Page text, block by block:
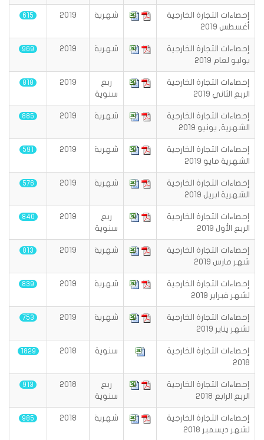
إحصاءات التجارة الخارجية
أغسطس 2019
شهرية 2019
615
إحصاءات التجارة الخارجية
يوليو لعام 2019
شهرية 2019
969
إحصاءات التجارة الخارجية
الربع الثاني 2019
ربع
سنوية
2019
818
إحصاءات التجارة الخارجية
الشهرية, يونيو 2019
شهرية 2019
885
إحصاءات التجارة الخارجية
الشهرية مايو 2019
شهرية 2019
591
إحصاءات التجارة الخارجية
الشهرية ابريل 2019
شهرية 2019
576
إحصاءات التجارة الخارجية
الربع الأول 2019
ربع
سنوية
2019
840
إحصاءات التجارة الخارجية
شهر مارس 2019
شهرية 2019
813
إحصاءات التجارة الخارجية
لشهر فبراير 2019
شهرية 2019
839
إحصاءات التجارة الخارجية
لشهر يناير 2019
شهرية 2019
753
إحصاءات التجارة الخارجية
2018
سنوية 2018
1829
إحصاءات التجارة الخارجية
الربع الرابع 2018
ربع
سنوية
2018
913
إحصاءات التجارة الخارجية
لشهر ديسمبر 2018
شهرية 2018
985